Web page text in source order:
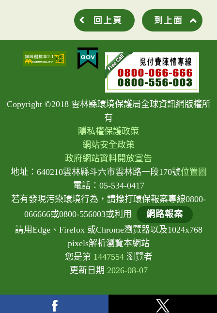
回上頁 到上面
Copyright ©2018 雲林縣環境保護局全球資訊網版權所
有
隱私權保護政策
網站安全政策
政府網站資料開放宣告
地址：640210雲林縣斗六市雲林路一段170號位置圖
電話：05-534-0417
若有發現污染環境行為，請撥打環保報案專線0800-
066666或0800-556003或利用
網路報案
請用Edge、Firefox 或Chrome瀏覽器以及1024x768
pixels解析瀏覽本網站
您是第 1447554瀏覽者
更新日期 2026-08-07